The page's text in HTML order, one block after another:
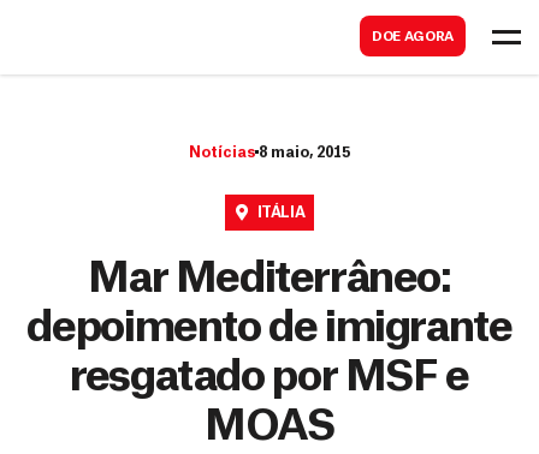
DOE AGORA
Notícias 8 maio, 2015
ITÁLIA
Mar Mediterrâneo:
depoimento de imigrante
resgatado por MSF e
MOAS
a
r